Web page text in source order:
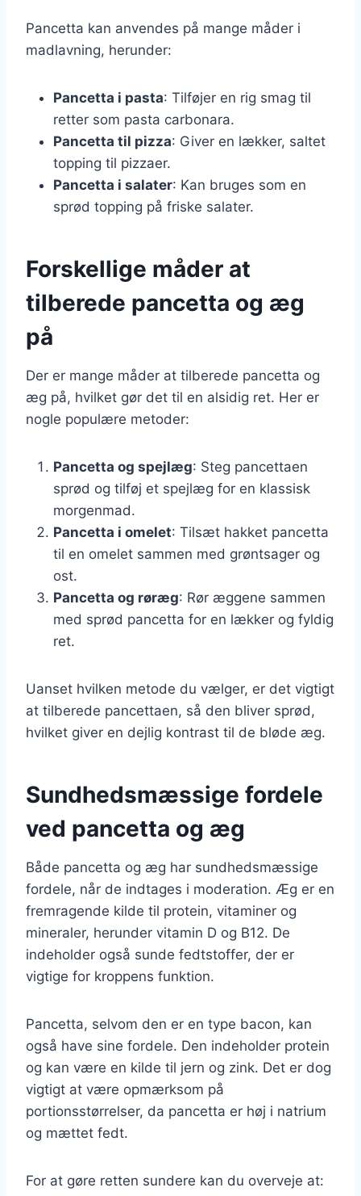
Pancetta kan anvendes på mange måder i
madlavning, herunder:
Pancetta i pasta: Tilføjer en rig smag til
retter som pasta carbonara.
Pancetta til pizza: Giver en lækker, saltet
topping til pizzaer.
Pancetta i salater: Kan bruges som en
sprød topping på friske salater.
Forskellige måder at
tilberede pancetta og æg
på
Der er mange måder at tilberede pancetta og
æg på, hvilket gør det til en alsidig ret. Her er
nogle populære metoder:
Pancetta og spejlæg: Steg pancettaen
sprød og tilføj et spejlæg for en klassisk
morgenmad.
Pancetta i omelet: Tilsæt hakket pancetta
til en omelet sammen med grøntsager og
ost.
Pancetta og røræg: Rør æggene sammen
med sprød pancetta for en lækker og fyldig
ret.
Uanset hvilken metode du vælger, er det vigtigt
at tilberede pancettaen, så den bliver sprød,
hvilket giver en dejlig kontrast til de bløde æg.
Sundhedsmæssige fordele
ved pancetta og æg
Både pancetta og æg har sundhedsmæssige
fordele, når de indtages i moderation. Æg er en
fremragende kilde til protein, vitaminer og
mineraler, herunder vitamin D og B12. De
indeholder også sunde fedtstoffer, der er
vigtige for kroppens funktion.
Pancetta, selvom den er en type bacon, kan
også have sine fordele. Den indeholder protein
og kan være en kilde til jern og zink. Det er dog
vigtigt at være opmærksom på
portionsstørrelser, da pancetta er høj i natrium
og mættet fedt.
For at gøre retten sundere kan du overveje at: